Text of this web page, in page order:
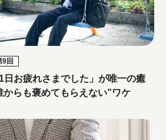
9回
日お疲れさまでした」が唯一の癒
らも褒めてもらえない”ワケ